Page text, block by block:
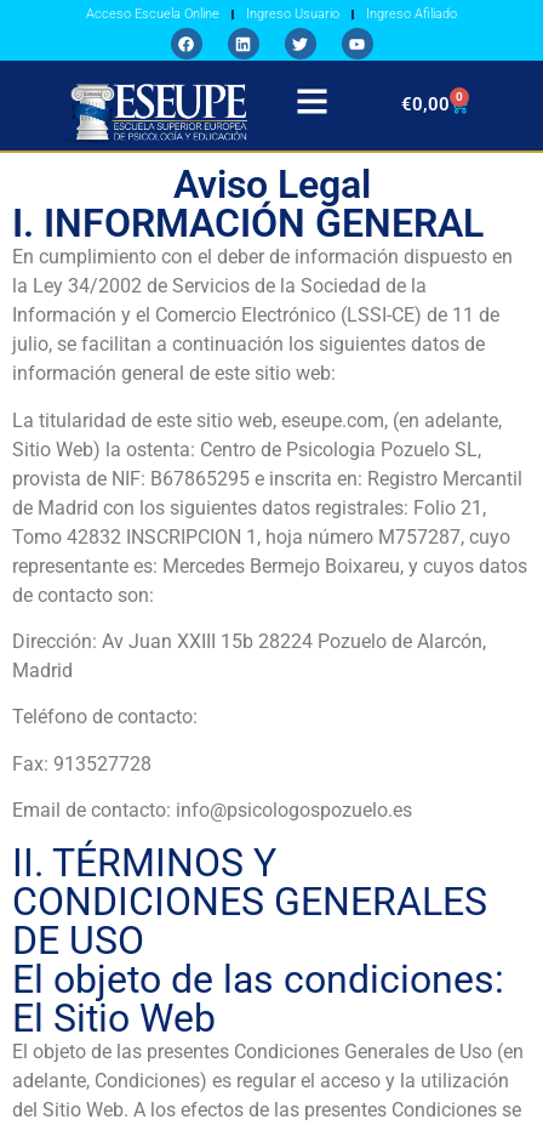
Acceso Escuela Online Ingreso Usuario Ingreso Afiliado
€0,00 0
Aviso Legal
I. INFORMACIÓN GENERAL
En cumplimiento con el deber de información dispuesto en
la Ley 34/2002 de Servicios de la Sociedad de la
Información y el Comercio Electrónico (LSSI-CE) de 11 de
julio, se facilitan a continuación los siguientes datos de
información general de este sitio web:
La titularidad de este sitio web, eseupe.com, (en adelante,
Sitio Web) la ostenta: Centro de Psicologia Pozuelo SL,
provista de NIF: B67865295 e inscrita en: Registro Mercantil
de Madrid con los siguientes datos registrales: Folio 21,
Tomo 42832 INSCRIPCION 1, hoja número M757287, cuyo
representante es: Mercedes Bermejo Boixareu, y cuyos datos
de contacto son:
Dirección: Av Juan XXIII 15b 28224 Pozuelo de Alarcón,
Madrid
Teléfono de contacto:
Fax: 913527728
Email de contacto: info@psicologospozuelo.es
II. TÉRMINOS Y
CONDICIONES GENERALES
DE USO
El objeto de las condiciones:
El Sitio Web
El objeto de las presentes Condiciones Generales de Uso (en
adelante, Condiciones) es regular el acceso y la utilización
del Sitio Web. A los efectos de las presentes Condiciones se